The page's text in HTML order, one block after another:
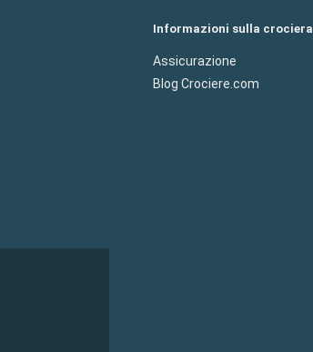
Informazioni sulla crociera
Assicurazione
Blog Crociere.com